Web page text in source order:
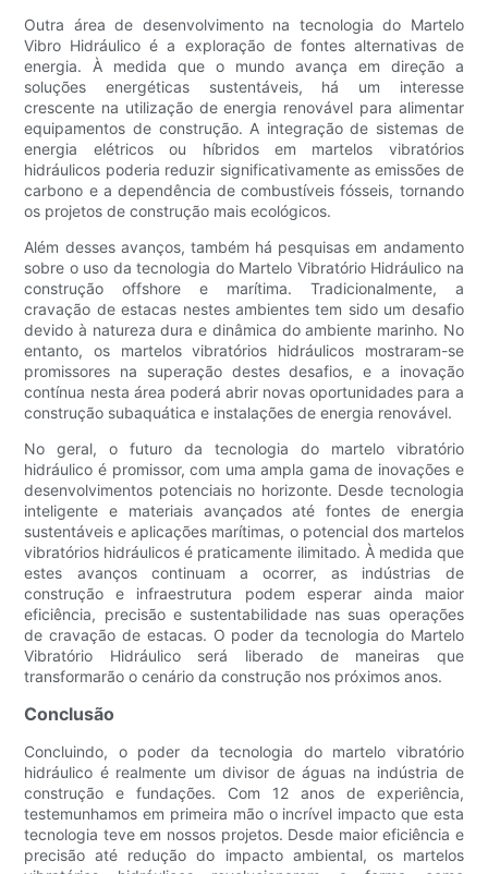
Outra área de desenvolvimento na tecnologia do Martelo
Vibro Hidráulico é a exploração de fontes alternativas de
energia. À medida que o mundo avança em direção a
soluções energéticas sustentáveis, há um interesse
crescente na utilização de energia renovável para alimentar
equipamentos de construção. A integração de sistemas de
energia elétricos ou híbridos em martelos vibratórios
hidráulicos poderia reduzir significativamente as emissões de
carbono e a dependência de combustíveis fósseis, tornando
os projetos de construção mais ecológicos.
Além desses avanços, também há pesquisas em andamento
sobre o uso da tecnologia do Martelo Vibratório Hidráulico na
construção offshore e marítima. Tradicionalmente, a
cravação de estacas nestes ambientes tem sido um desafio
devido à natureza dura e dinâmica do ambiente marinho. No
entanto, os martelos vibratórios hidráulicos mostraram-se
promissores na superação destes desafios, e a inovação
contínua nesta área poderá abrir novas oportunidades para a
construção subaquática e instalações de energia renovável.
No geral, o futuro da tecnologia do martelo vibratório
hidráulico é promissor, com uma ampla gama de inovações e
desenvolvimentos potenciais no horizonte. Desde tecnologia
inteligente e materiais avançados até fontes de energia
sustentáveis ​​e aplicações marítimas, o potencial dos martelos
vibratórios hidráulicos é praticamente ilimitado. À medida que
estes avanços continuam a ocorrer, as indústrias de
construção e infraestrutura podem esperar ainda maior
eficiência, precisão e sustentabilidade nas suas operações
de cravação de estacas. O poder da tecnologia do Martelo
Vibratório Hidráulico será liberado de maneiras que
transformarão o cenário da construção nos próximos anos.
Conclusão
Concluindo, o poder da tecnologia do martelo vibratório
hidráulico é realmente um divisor de águas na indústria de
construção e fundações. Com 12 anos de experiência,
testemunhamos em primeira mão o incrível impacto que esta
tecnologia teve em nossos projetos. Desde maior eficiência e
precisão até redução do impacto ambiental, os martelos